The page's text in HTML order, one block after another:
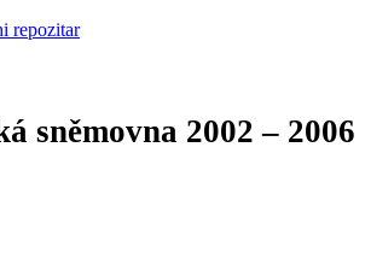
sněmovna 2002 – 2006